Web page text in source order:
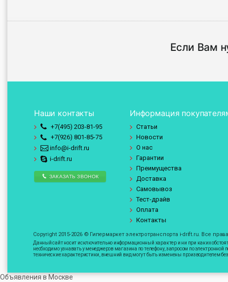
Если Вам
Наши контакты
+7(495) 203-81-95
+7(926) 801-85-75
info@i-drift.ru
i-drift.ru
ЗАКАЗАТЬ ЗВОНОК
Информация
Статьи
Новости
О нас
Гарантии
Преимущества
Доставка
Самовывоз
Тест-драйв
Оплата
Контакты
Copyright 2015-2026 © Гипермаркет электротранспорта i-drift.ru. Все
Данный сайт носит исключительно информационный характер и ни при каких
необходимо узнавать у менеджеров магазина по телефону, запросом по
технические характеристики, внешний вид могут быть изменены производителем
Объявления в Москве